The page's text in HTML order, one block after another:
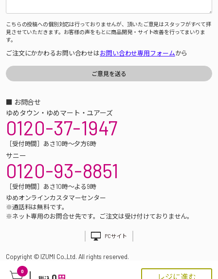
0
レジに進む
こちらの投稿への個別対応は行っておりませんが、頂いたご意見はスタッフがすべて拝
見させていただきます。お客様の声をもとに商品開発・サイト改善を行ってまいりま
す。
ご注文にかかわるお問い合わせはお問い合わせ専用フォームから
■ お問合せ
ゆめタウン・ゆめマート・ユアーズ
0120-37-1947
［受付時間］あさ10時～夕方6時
サニー
0120-93-8851
［受付時間］あさ10時～よる9時
ゆめオンラインカスタマーセンター
※通話料は無料です。
※ネット専用のお問合せ先です。ご注文は受け付けておりません。
PCサイト
Copyright © IZUMI Co.,Ltd. All rights reserved.